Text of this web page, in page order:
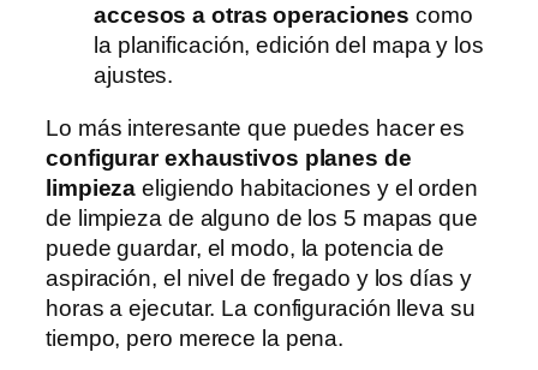
accesos a otras operacionescomo
la planificación, edición del mapa y los
ajustes.
Lo más interesante que puedes hacer es
configurar exhaustivos planes de
limpiezaeligiendo habitaciones y el orden
de limpieza de alguno de los 5 mapas que
puede guardar, el modo, la potencia de
aspiración, el nivel de fregado y los días y
horas a ejecutar. La configuración lleva su
tiempo, pero merece la pena.